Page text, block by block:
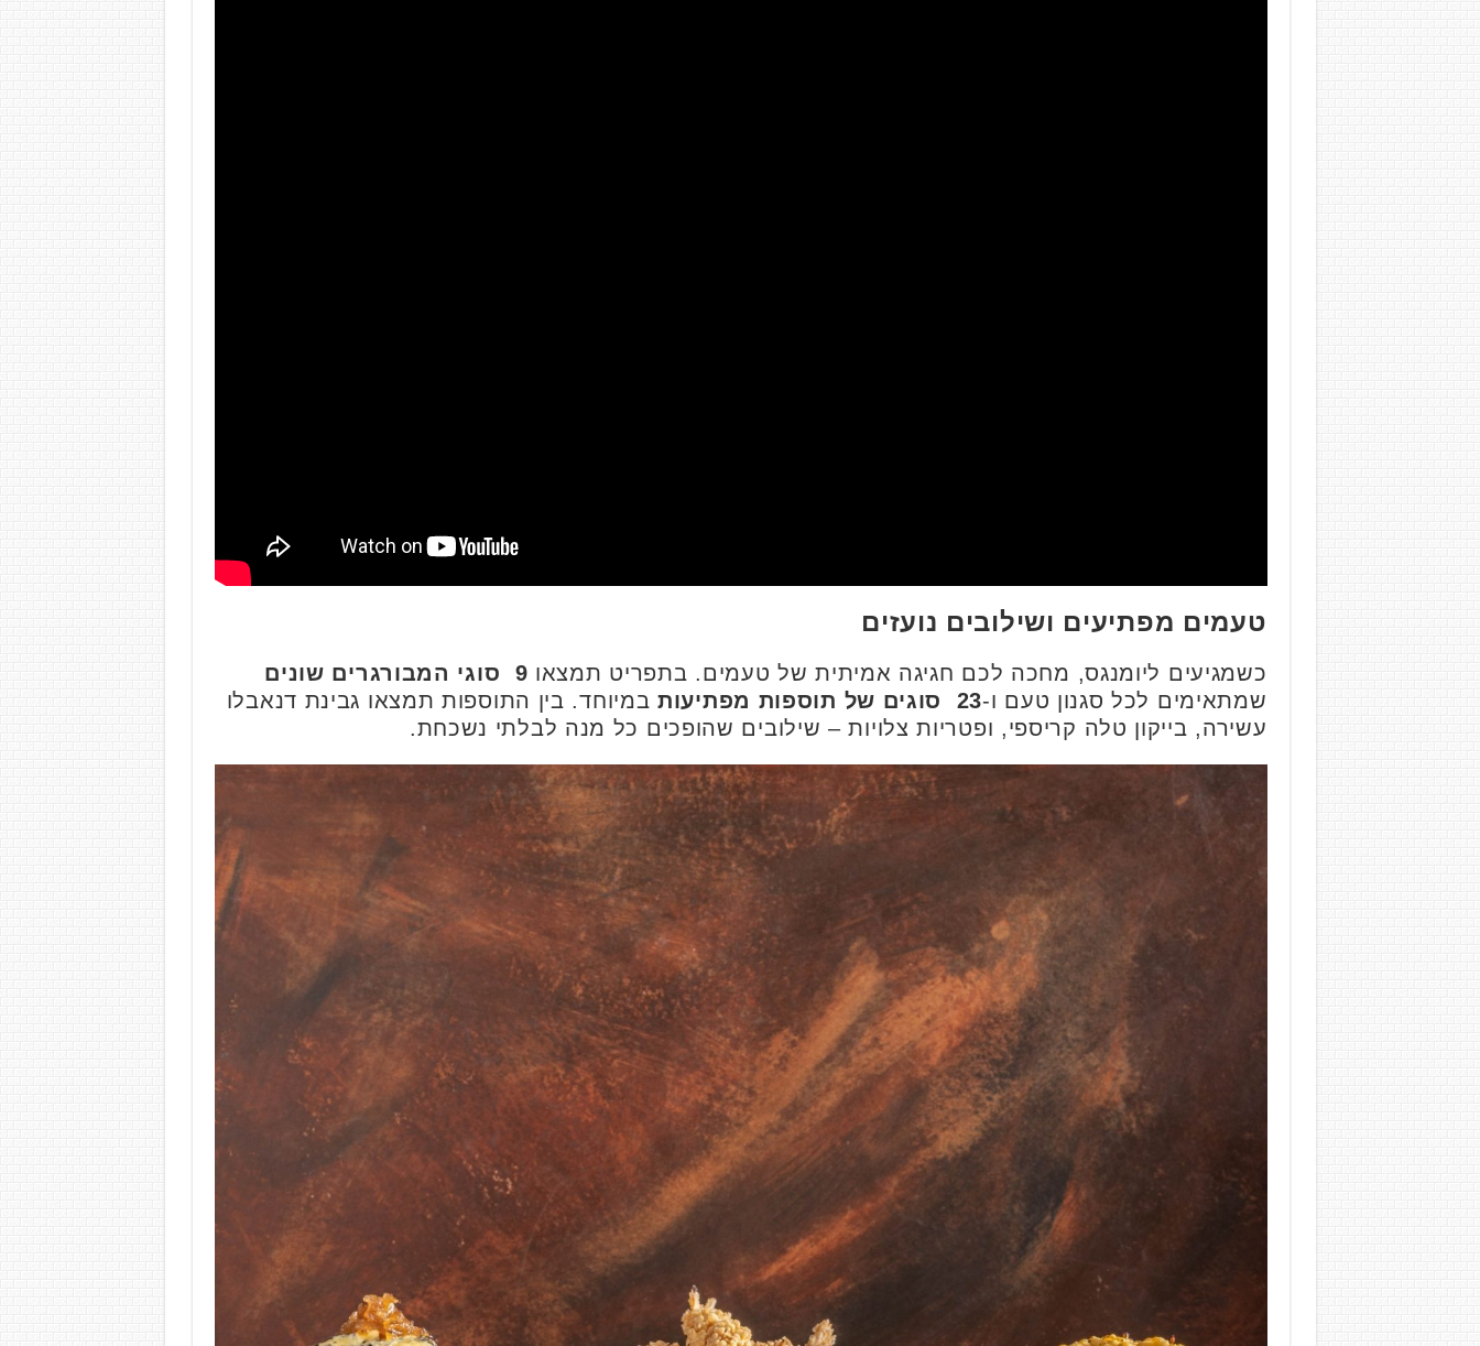
טעמים מפתיעים ושילובים נועזים
כשמגיעים ליומנגס, מחכה לכם חגיגה אמיתית של טעמים. בתפריט תמצאו 9
סוגי המבורגרים שונים
שמתאימים לכל סגנון טעם ו-23 סוגים של תוספות מפתיעותבמיוחד. בין התוספות תמצאו גבינת דנאבלו
עשירה, בייקון טלה קריספי, ופטריות צלויות – שילובים שהופכים כל מנה לבלתי נשכחת.